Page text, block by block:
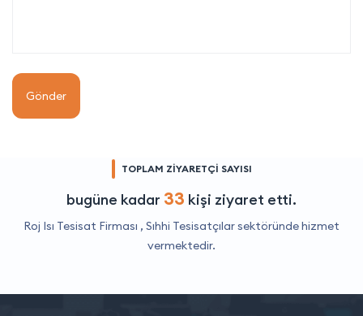
Gönder
TOPLAM ZİYARETÇİ SAYISI
bugüne kadar 33 kişi ziyaret etti.
Roj Isı Tesisat Firması , Sıhhi Tesisatçılarsektöründe hizmet
vermektedir.